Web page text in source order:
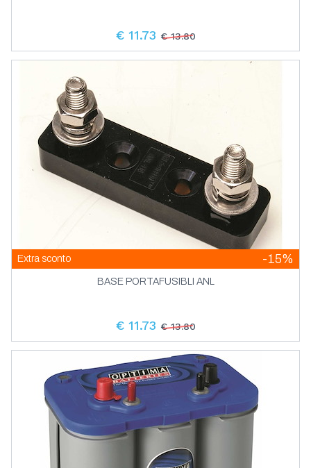
€ 11.73 € 13.80
Extra sconto -15%
BASE PORTAFUSIBLI ANL
€ 11.73 € 13.80